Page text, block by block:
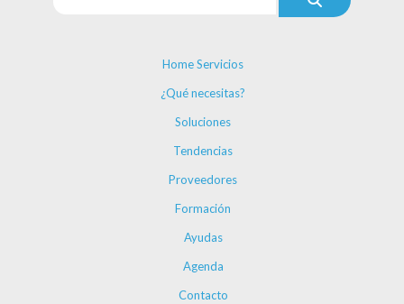
Home Servicios
¿Qué necesitas?
Soluciones
Tendencias
Proveedores
Formación
Ayudas
Agenda
Contacto